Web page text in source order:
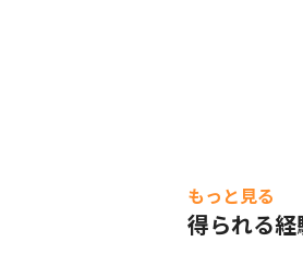
もっと見る
得られる